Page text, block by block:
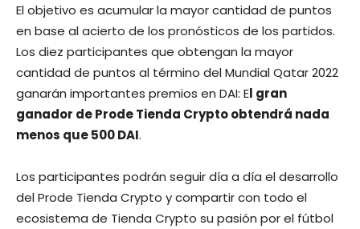
El objetivo es acumular la mayor cantidad de puntos
en base al acierto de los pronósticos de los partidos.
Los diez participantes que obtengan la mayor
cantidad de puntos al término del Mundial Qatar 2022
ganarán importantes premios en DAI: El gran
ganador de Prode Tienda Crypto obtendrá nada
menos que 500 DAI.
Los participantes podrán seguir día a día el desarrollo
del Prode Tienda Crypto y compartir con todo el
ecosistema de Tienda Crypto su pasión por el fútbol